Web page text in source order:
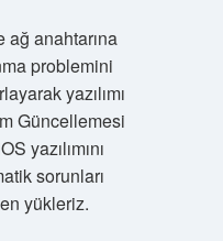
anahtarına
problemini
yazılımı
Güncellemesi
yazılımını
sorunları
yükleriz.